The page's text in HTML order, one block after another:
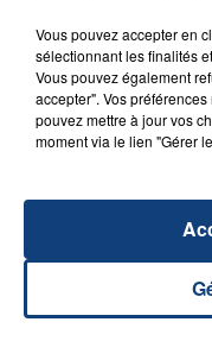
FIL D'ACTU
23 juillet 2026
INCENDIE
SON BÉBÉ
Vous pouvez accepter en
sélectionnant les finalités
Vous pouvez également
accepter". Vos
pouvez mettre à jour vos
moment via le lien "Gérer